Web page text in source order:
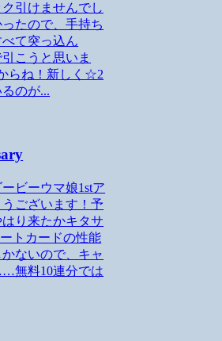
引けませんでし
たので、手持ち
て突っ込ん
こうと思いま
らね！新しく☆2
のが...
ビーウマ娘1stア
ございます！予
り来たかキタサ
トカードの性能
ないので、キャ
無料10連分では